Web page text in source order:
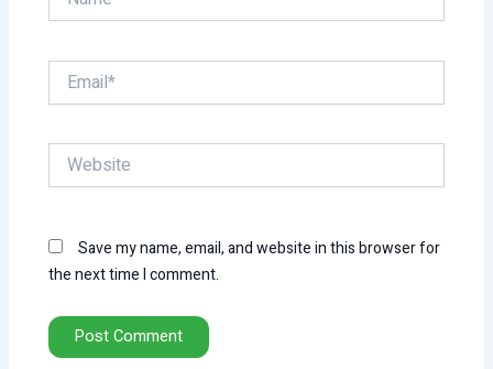
Email*
Website
Save my name, email, and website in this browser for
the next time I comment.